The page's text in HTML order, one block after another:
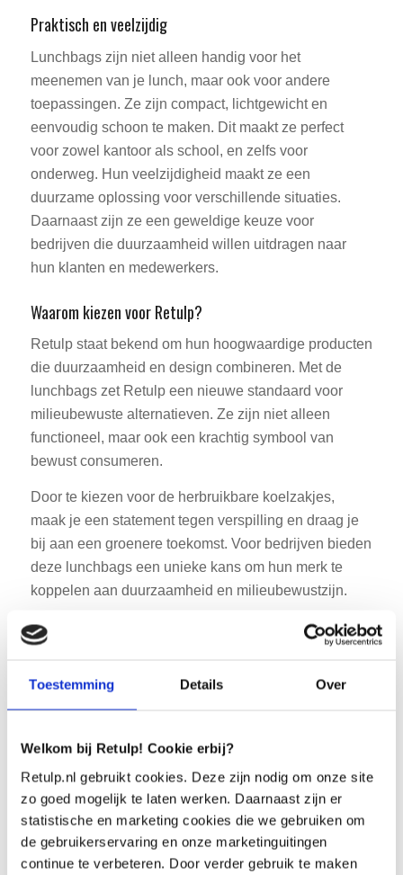
Toestemming Details Over
Welkom bij Retulp! Cookie erbij?
Retulp.nl gebruikt cookies. Deze zijn nodig om onze site
zo goed mogelijk te laten werken. Daarnaast zijn er
statistische en marketing cookies die we gebruiken om
de gebruikerservaring en onze marketinguitingen
continue te verbeteren. Door verder gebruik te maken
Praktisch en veelzijdig
Lunchbags zijn niet alleen handig voor het
meenemen van je lunch, maar ook voor andere
toepassingen. Ze zijn compact, lichtgewicht en
eenvoudig schoon te maken. Dit maakt ze perfect
voor zowel kantoor als school, en zelfs voor
onderweg. Hun veelzijdigheid maakt ze een
duurzame oplossing voor verschillende situaties.
Daarnaast zijn ze een geweldige keuze voor
bedrijven die duurzaamheid willen uitdragen naar
hun klanten en medewerkers.
Waarom kiezen voor Retulp?
Retulp staat bekend om hun hoogwaardige producten
die duurzaamheid en design combineren. Met de
lunchbags zet Retulp een nieuwe standaard voor
milieubewuste alternatieven. Ze zijn niet alleen
functioneel, maar ook een krachtig symbool van
bewust consumeren.
Door te kiezen voor de herbruikbare koelzakjes,
maak je een statement tegen verspilling en draag je
bij aan een groenere toekomst. Voor bedrijven bieden
deze lunchbags een unieke kans om hun merk te
koppelen aan duurzaamheid en milieubewustzijn.
Maak een verschil
keuze. Of je nu als consument je plasticgebruik wilt
verminderen of als bedrijf je klanten wilt inspireren,
oplossing. Kies vandaag nog voor de lunchbags van
Retulp en draag bij aan een duurzamere toekomst!